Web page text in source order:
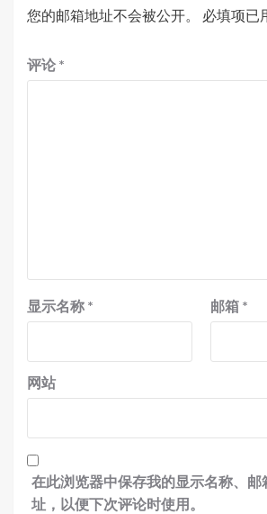
您的邮箱地址不会被公开。 必填项已
评论 *
显示名称 * 邮箱 *
网站
在此浏览器中保存我的显示名称、邮
址，以便下次评论时使用。